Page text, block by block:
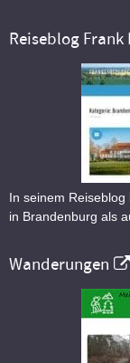
Reiseblog
In seinem
in Brandenburg als
Wanderungen